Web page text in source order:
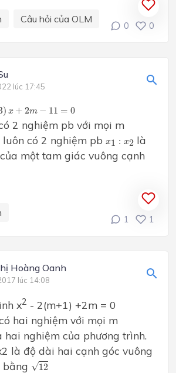
Câu hỏi của OLM
0 0
lúc 17:45
) x + 2m − 11 = 0
+
2 nghiệm pb với mọi m
có 2 nghiệm pb x1 : x2
x1 x 2
là
một tam giác vuông cạnh
1 1
Hoàng Oanh
lúc 14:08
x2 - 2(m+1) +2m = 0
hai nghiệm với mọi m
hai nghiệm của phương trình.
là độ dài hai cạnh góc vuông
bằng √12
12